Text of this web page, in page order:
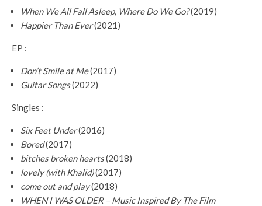
When We All Fall Asleep, Where Do We Go?(2019)
Happier Than Ever(2021)
EP :
Don’t Smile at Me(2017)
Guitar Songs(2022)
Singles :
Six Feet Under(2016)
Bored(2017)
bitches broken hearts(2018)
lovely (with Khalid)(2017)
come out and play(2018)
WHEN I WAS OLDER – Music Inspired By The Film